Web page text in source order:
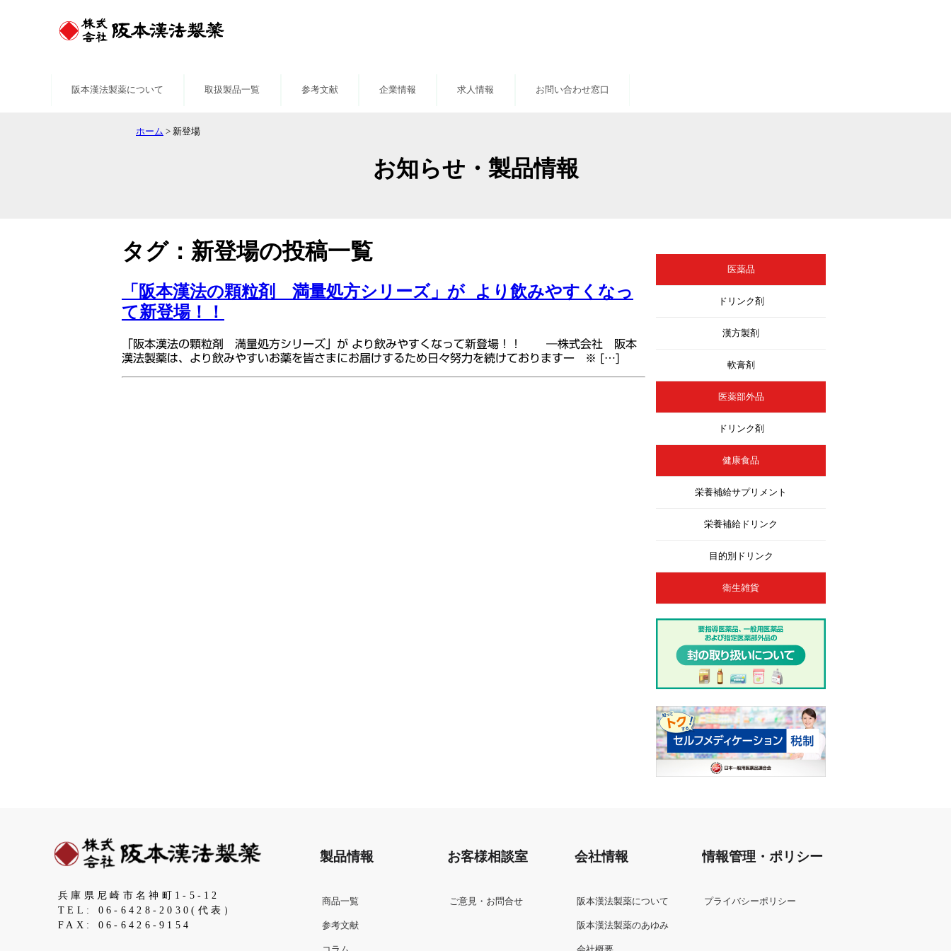
阪本漢法製薬について 取扱製品一覧 参考文献 企業情報 求人情報 お問い合わせ窓口
ホーム > 新登場
お知らせ・製品情報
タグ：新登場の投稿一覧
「阪本漢法の顆粒剤 満量処方シリーズ」が より飲みやすくなっ
て新登場！！
「阪本漢法の顆粒剤 満量処方シリーズ」が より飲みやすくなって新登場！！ ―株式会社 阪本
漢法製薬は、より飲みやすいお薬を皆さまにお届けするため日々努力を続けておりますー ※ […]
医薬品
ドリンク剤
漢方製剤
軟膏剤
医薬部外品
ドリンク剤
健康食品
栄養補給サプリメント
栄養補給ドリンク
目的別ドリンク
衛生雑貨
兵庫県尼崎市名神町1-5-12
TEL: 06-6428-2030(代表）
FAX: 06-6426-9154
製品情報
商品一覧
参考文献
お客様相談室
ご意見・お問合せ
会社情報
阪本漢法製薬について
阪本漢法製薬のあゆみ
情報管理・ポリシー
プライバシーポリシー